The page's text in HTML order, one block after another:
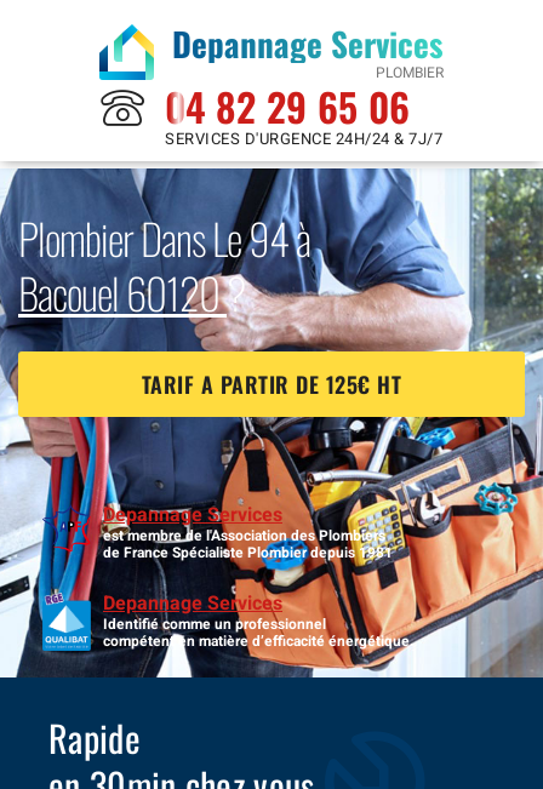
Depannage Services
PLOMBIER
04 82 29 65 06
SERVICES D'URGENCE 24H/24 & 7J/7
Plombier Dans Le 94 à
Bacouel 60120?
TARIF A PARTIR DE 125€ HT
Depannage Services
est membre de l'Association des Plombiers
de France Spécialiste Plombier depuis 1981
Depannage Services
Identifié comme un professionnel
compétent en matière d’efficacité énergétique.
Rapide